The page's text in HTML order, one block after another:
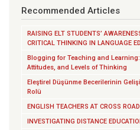
Recommended Articles
RAISING ELT STUDENTS’
CRITICAL THINKING IN LANGUAGE
Blogging for Teaching and
Attitudes, and Levels of Thinking
Eleştirel Düşünme Becerilerinin
Rolü
ENGLISH TEACHERS AT CROSS
INVESTIGATING DISTANCE